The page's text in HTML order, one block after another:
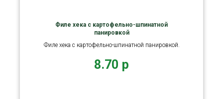
Филе хека с картофельно-шпинатной
панировкой
Филе хека с картофельно-шпинатной панировкой.
8.70 р